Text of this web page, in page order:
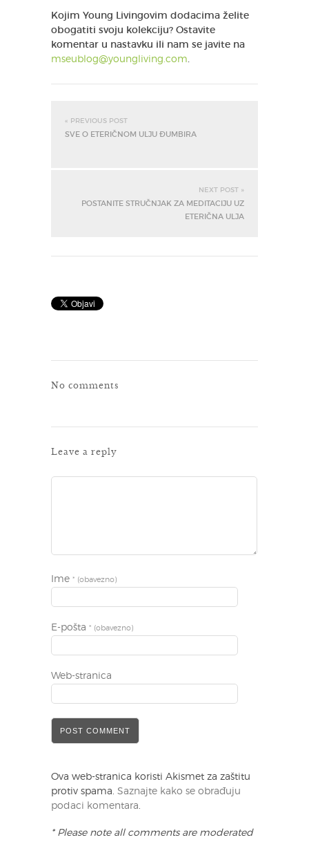
Kojim Young Livingovim dodacima želite
obogatiti svoju kolekciju? Ostavite
komentar u nastavku ili nam se javite na
mseublog@youngliving.com.
« PREVIOUS POST
SVE O ETERIČNOM ULJU ĐUMBIRA
NEXT POST »
POSTANITE STRUČNJAK ZA MEDITACIJU UZ
ETERIČNA ULJA
No comments
Leave a reply
Ime * (obavezno)
E-pošta * (obavezno)
Web-stranica
Ova web-stranica koristi Akismet za zaštitu
protiv spama. Saznajte kako se obrađuju
podaci komentara.
* Please note all comments are moderated